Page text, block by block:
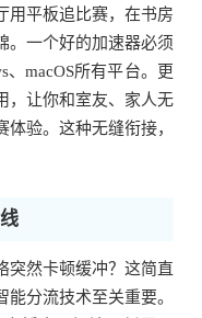
用平板追比赛，在书房
。一个好的加速器必须
macOS所有平台。更
，让你和室友、家人无
验。这种无缝衔接，
突然卡顿缓冲？这简直
分流技术至关重要。